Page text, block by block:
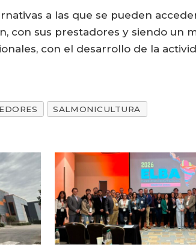
a las que se pueden
con sus prestadores y siendo un
con el desarrollo de la
SALMONICULTURA